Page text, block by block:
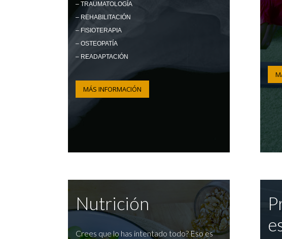
– TRAUMATOLOGÍA
– REHABILITACIÓN
– FISIOTERAPIA
– OSTEOPATÍA
– READAPTACIÓN
MÁS INFORMACIÓN
Nutrición
Crees que lo has intentado todo? Eso es